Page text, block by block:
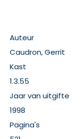
Auteur
Caudron, Gerrit
Kast
1.3.55
Jaar van uitgifte
1998
Pagina's